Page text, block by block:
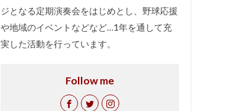
ジとなる定期演奏会をはじめとし、野球応援
や地域のイベントなどなど…1年を通して充
実した活動を行っています。
Follow me